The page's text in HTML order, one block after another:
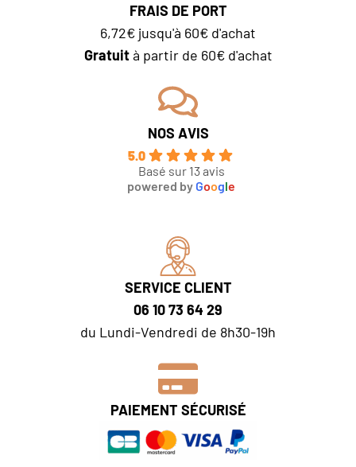
FRAIS DE PORT
6,72€ jusqu'à 60€ d'achat
Gratuità partir de 60€ d'achat
NOS AVIS
5.0
Basé sur 13 avis
powered by Google
SERVICE CLIENT
06 10 73 64 29
du Lundi-Vendredi de 8h30-19h
PAIEMENT SÉCURISÉ